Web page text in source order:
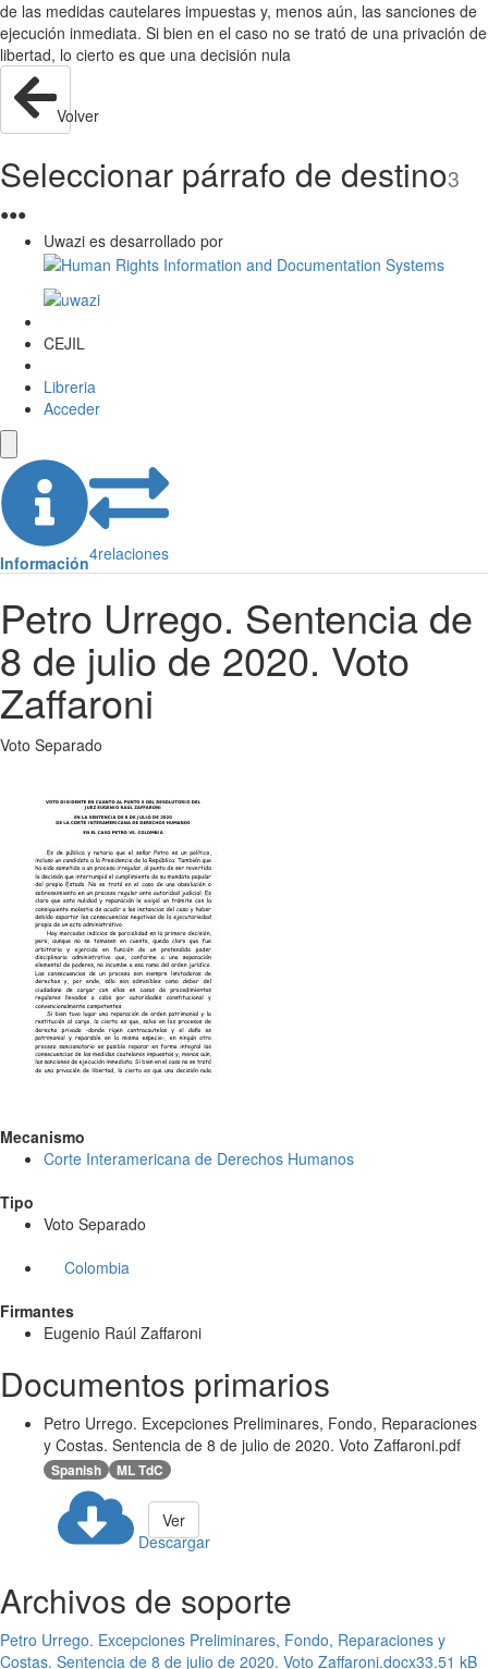
de las medidas cautelares impuestas y, menos aún, las sanciones de
ejecución inmediata. Si bien en el caso no se trató de una privación de
libertad, lo cierto es que una decisión nula
Volver
Seleccionar párrafo de destino3
●●●
Uwazi es desarrollado por
CEJIL
Libreria
Acceder
Información4relaciones
Petro Urrego. Sentencia de
8 de julio de 2020. Voto
Zaffaroni
Voto Separado
Mecanismo
Corte Interamericana de Derechos Humanos
Tipo
Voto Separado
Colombia
Firmantes
Eugenio Raúl Zaffaroni
Documentos primarios
Petro Urrego. Excepciones Preliminares, Fondo, Reparaciones
y Costas. Sentencia de 8 de julio de 2020. Voto Zaffaroni.pdf
Spanish ML TdC
Descargar
Ver
Archivos de soporte
Petro Urrego. Excepciones Preliminares, Fondo, Reparaciones y
Costas. Sentencia de 8 de julio de 2020. Voto Zaffaroni.docx33.51 kB